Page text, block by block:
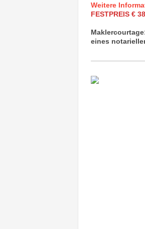
Weitere
FESTPREIS €
eines